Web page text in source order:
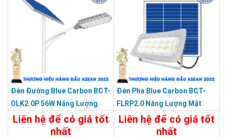
Đèn Đường Blue Carbon BCT-
OLK2.0P 56W Năng Lượng
Mặt Trời
Liên hệ để có giá tốt
nhất
Đèn Pha Blue Carbon BCT-
FLRP2.0 Năng Lượng Mặt
Trời
Liên hệ để có giá tốt
nhất